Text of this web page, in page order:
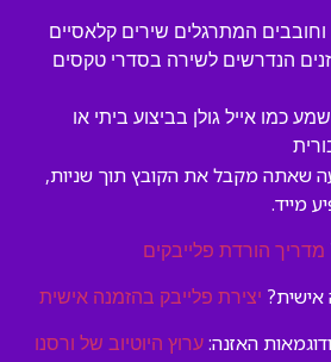
וחובבים המתרגלים שירים קלאסיים
הנדרשים לשירה בסדרי טקסים
כמו אייל גולן בביצוע ביתי או
שאתה מקבל את הקובץ תוך שניות,
מייד.
מדריך הורדת פלייבקים
יצירת פלייבק בהזמנה אישית
האזנה: ערוץ היוטיוב של ורסנו